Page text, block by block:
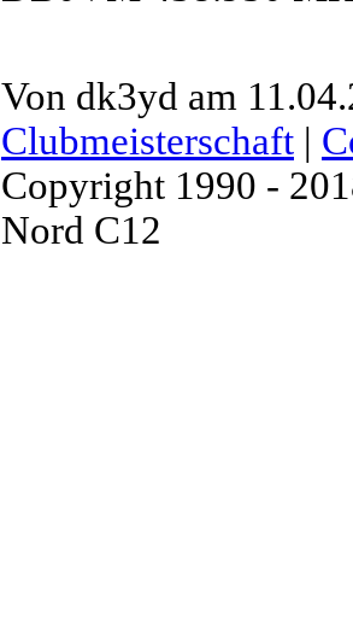
Von dk3yd am
Clubmeisterschaft |
Copyright 1990 -
Nord C12